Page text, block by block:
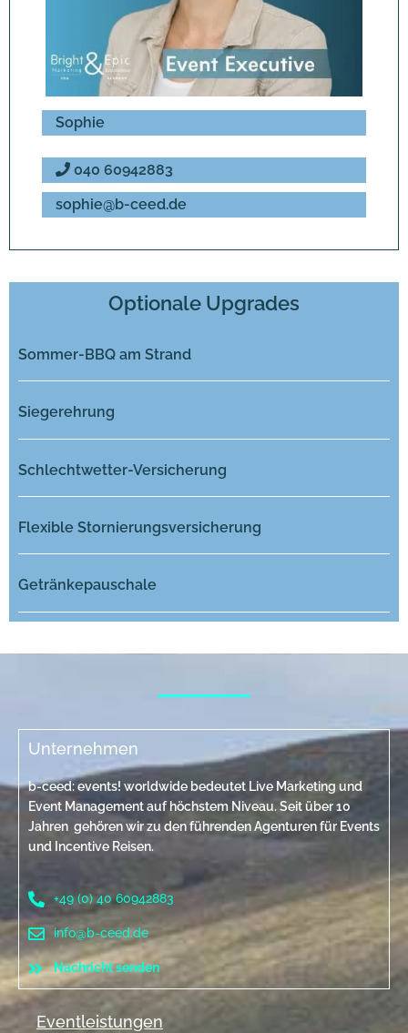
Sophie
040 60942883
sophie@b-ceed.de
Optionale Upgrades
Sommer-BBQ am Strand
Siegerehrung
Schlechtwetter-Versicherung
Flexible Stornierungsversicherung
Getränkepauschale
Unternehmen
b-ceed: events! worldwide bedeutet Live Marketing und
Event Management auf höchstem Niveau. Seit über 10
Jahren gehören wir zu den führenden Agenturen für Events
und Incentive Reisen.
+49 (0) 40 60942883
info@b-ceed.de
Nachricht senden
Eventleistungen